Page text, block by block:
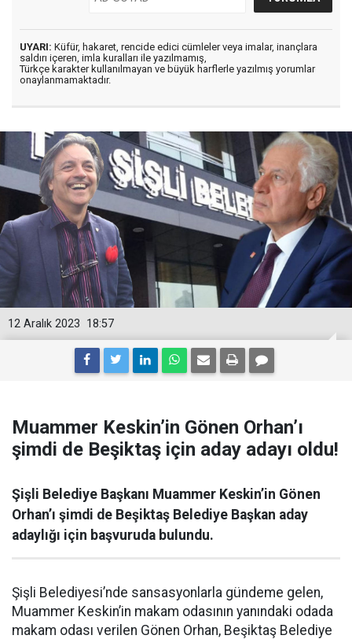
UYARI: Küfür, hakaret, rencide edici cümleler veya imalar, inançlara
saldırı içeren, imla kuralları ile yazılmamış,
Türkçe karakter kullanılmayan ve büyük harflerle yazılmış yorumlar
onaylanmamaktadır.
18:57
12 Aralık 2023
Muammer Keskin’in Gönen Orhan’ı
şimdi de Beşiktaş için aday adayı oldu!
Şişli Belediye Başkanı Muammer Keskin’in Gönen
Orhan’ı şimdi de Beşiktaş Belediye Başkan aday
adaylığı için başvuruda bulundu.
Şişli Belediyesi’nde sansasyonlarla gündeme gelen,
Muammer Keskin’in makam odasının yanındaki odada
makam odası verilen Gönen Orhan, Beşiktaş Belediye